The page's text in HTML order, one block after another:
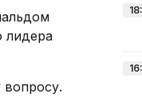
лидера